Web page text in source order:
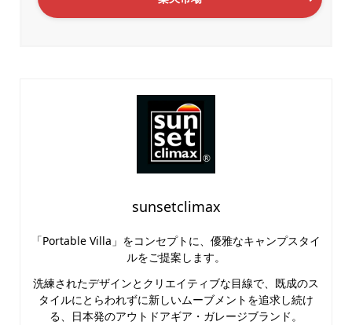
sunsetclimax
「Portable Villa」をコンセプトに、優雅なキャンプスタイ
ルをご提案します。
洗練されたデザインとクリエイティブな目線で、既成のス
タイルにとらわれずに新しいムーブメントを追求し続け
る、日本発のアウトドアギア・ガレージブランド。